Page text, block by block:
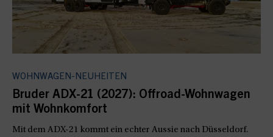
WOHNWAGEN-NEUHEITEN
Bruder ADX-21 (2027): Offroad-Wohnwagen
mit Wohnkomfort
Mit dem ADX-21 kommt ein echter Aussie nach Düsseldorf.